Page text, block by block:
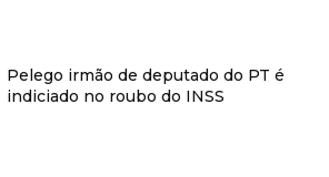
Pelego irmão de deputado do PT é
indiciado no roubo do INSS